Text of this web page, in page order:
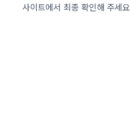
사이트에서 최종 확인해 주세